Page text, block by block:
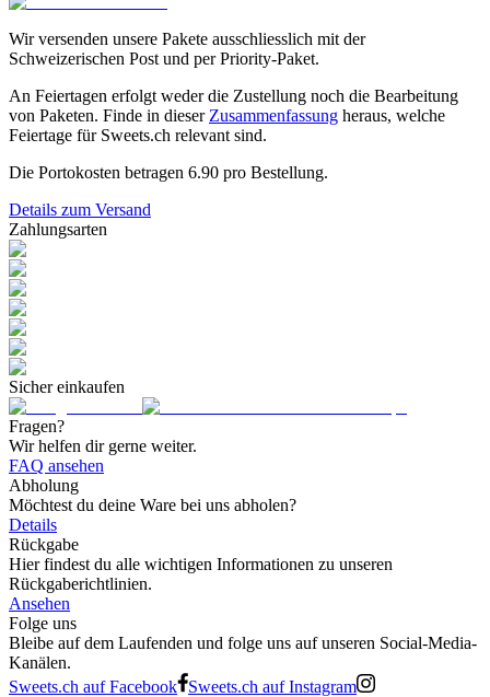
Wir versenden unsere Pakete ausschliesslich mit der
Schweizerischen Post und per Priority-Paket.
An Feiertagen erfolgt weder die Zustellung noch die Bearbeitung
von Paketen. Finde in dieser Zusammenfassung heraus, welche
Feiertage für Sweets.ch relevant sind.
Die Portokosten betragen 6.90 pro Bestellung.
Details zum Versand
Zahlungsarten
Sicher einkaufen
Fragen?
Wir helfen dir gerne weiter.
FAQ ansehen
Abholung
Möchtest du deine Ware bei uns abholen?
Details
Rückgabe
Hier findest du alle wichtigen Informationen zu unseren
Rückgaberichtlinien.
Ansehen
Folge uns
Bleibe auf dem Laufenden und folge uns auf unseren Social-Media-
Kanälen.
Sweets.ch auf Facebook
Sweets.ch auf Instagram